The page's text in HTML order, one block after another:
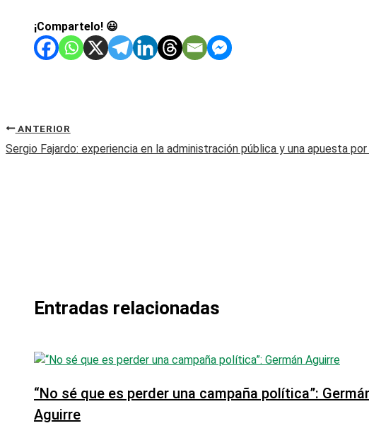
¡Compartelo! 😃
ANTERIOR
Sergio Fajardo: experiencia en la administración pública y una apuesta
Entradas relacionadas
“No sé que es perder una campaña política”:
Aguirre